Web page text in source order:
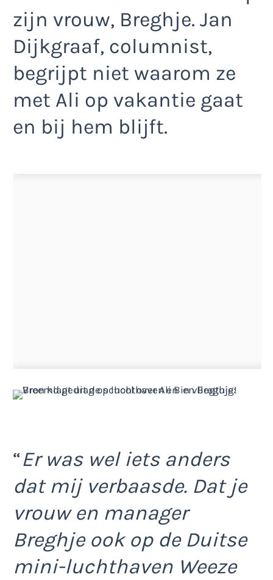
zijn vrouw, Breghje. Jan
Dijkgraaf, columnist,
begrijpt niet waarom ze
met Ali op vakantie gaat
en bij hem blijft.
“Er was wel iets anders
dat mij verbaasde. Dat je
vrouw en manager
Breghje ook op de Duitse
mini-luchthaven Weeze